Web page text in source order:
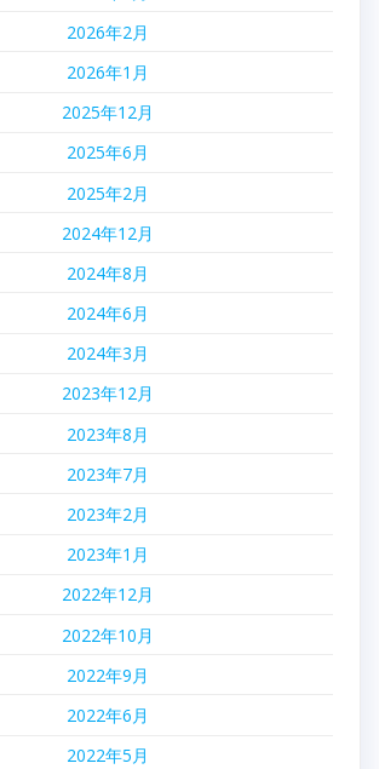
2026年2月
2026年1月
2025年12月
2025年6月
2025年2月
2024年12月
2024年8月
2024年6月
2024年3月
2023年12月
2023年8月
2023年7月
2023年2月
2023年1月
2022年12月
2022年10月
2022年9月
2022年6月
2022年5月